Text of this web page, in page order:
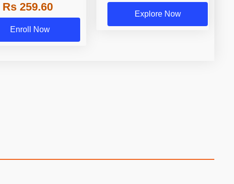
Rs 259.60
Enroll Now
Explore Now